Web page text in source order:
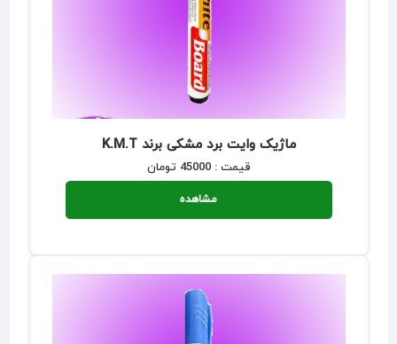
ماژیک وایت برد مشکی برند K.M.T
قیمت : 45000 تومان
مشاهده